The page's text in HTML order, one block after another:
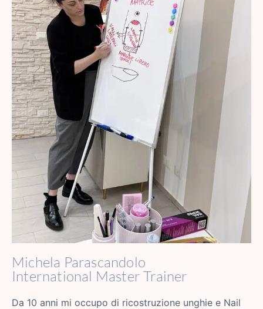
Michela Parascandolo
International Master Trainer
Da 10 anni mi occupo di ricostruzione unghie e Nail